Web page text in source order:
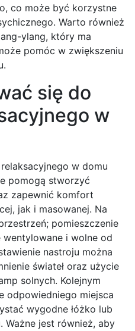
co może być korzystne
Warto również
ylang, który ma
pomóc w zwiększeniu
się do
w
w domu
pomogą stworzyć
zapewnić komfort
jak i masowanej. Na
pomieszczenie
i wolne od
nastroju można
świateł oraz użycie
solnych. Kolejnym
odpowiedniego miejsca
wygodne łóżko lub
Ważne jest również, aby